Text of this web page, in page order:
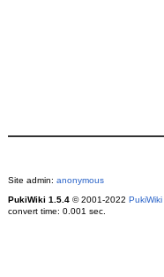
Site admin: anonymous
PukiWiki 1.5.4© 2001-2022
convert time: 0.001 sec.